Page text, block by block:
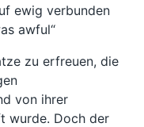
ewig verbunden
awful“
zu erfreuen, die
von ihrer
wurde. Doch der